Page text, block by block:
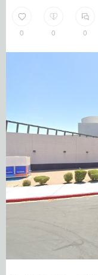
0 0 0